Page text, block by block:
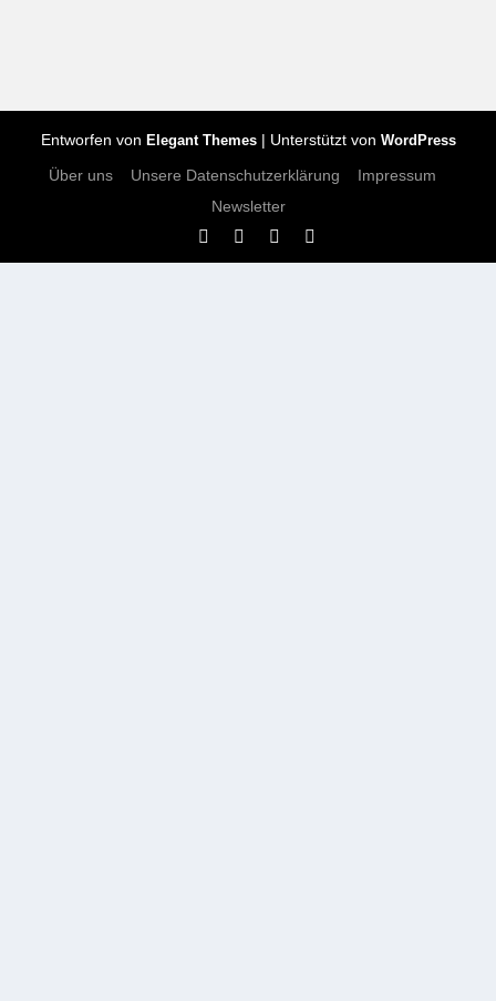
Entworfen von Elegant Themes| Unterstützt von WordPress
Über uns Unsere Datenschutzerklärung
Impressum
Newsletter